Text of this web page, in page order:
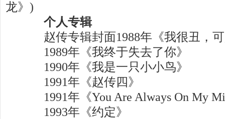
龙》)
个人专辑
赵传专辑封面1988年《我很丑，可
1989年《我终于失去了你》
1990年《我是一只小小鸟》
1991年《赵传四》
1991年《You Are Always On My
1993年《约定》